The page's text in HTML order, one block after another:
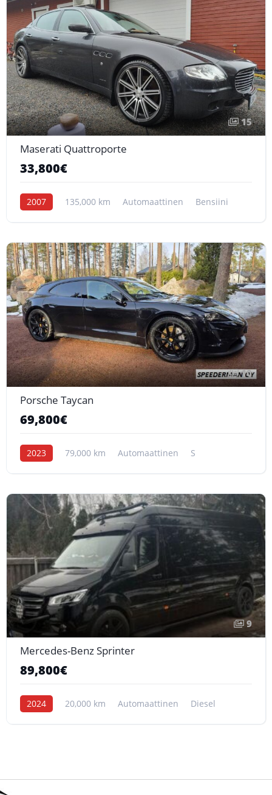
15
Maserati Quattroporte
33,800€
2007 135,000 km Automaattinen Bensiini
10
Porsche Taycan
69,800€
2023 79,000 km Automaattinen S
9
Mercedes-Benz Sprinter
89,800€
2024 20,000 km Automaattinen Diesel